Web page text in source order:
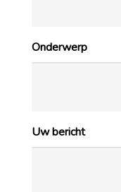
Onderwerp
Uw bericht